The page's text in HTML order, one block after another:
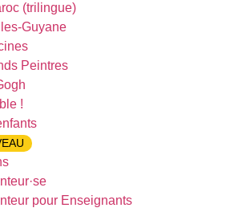
(trilingue)
Guyane
Peintres
!
pour Enseignants